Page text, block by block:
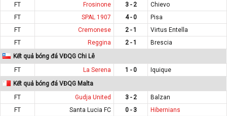
FT
Frosinone 3 - 2
Chievo
FT
SPAL 1907 4 - 0
Pisa
FT
Cremonese 2 - 1
Virtus Entella
FT
Reggina 2 - 1
Brescia
Kết quả bóng đá VĐQG Chi Lê
FT
La Serena 1 - 0
Iquique
Kết quả bóng đá VĐQG Malta
FT
Gudja United 3 - 2
Balzan
FT
Santa Lucia FC 0 - 3
Hibernians